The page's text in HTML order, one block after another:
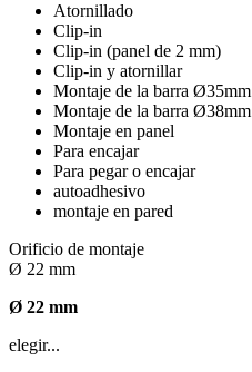
Atornillado
Clip-in
Clip-in (panel de 2 mm)
Clip-in y atornillar
Montaje de la barra Ø35mm
Montaje de la barra Ø38mm
Montaje en panel
Para encajar
Para pegar o encajar
autoadhesivo
montaje en pared
Orificio de montaje
Ø 22 mm
Ø 22 mm
elegir...